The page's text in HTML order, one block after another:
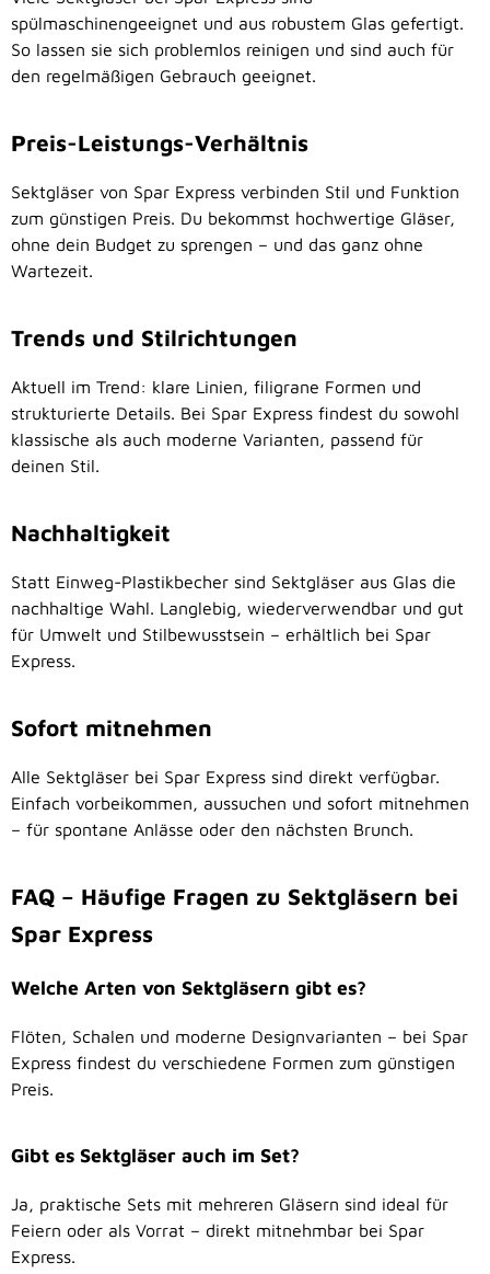
spülmaschinengeeignet und aus robustem Glas gefertigt.
So lassen sie sich problemlos reinigen und sind auch für
den regelmäßigen Gebrauch geeignet.
Preis-Leistungs-Verhältnis
Sektgläser von Spar Express verbinden Stil und Funktion
zum günstigen Preis. Du bekommst hochwertige Gläser,
ohne dein Budget zu sprengen – und das ganz ohne
Wartezeit.
Trends und Stilrichtungen
Aktuell im Trend: klare Linien, filigrane Formen und
strukturierte Details. Bei Spar Express findest du sowohl
klassische als auch moderne Varianten, passend für
deinen Stil.
Nachhaltigkeit
Statt Einweg-Plastikbecher sind Sektgläser aus Glas die
nachhaltige Wahl. Langlebig, wiederverwendbar und gut
für Umwelt und Stilbewusstsein – erhältlich bei Spar
Express.
Sofort mitnehmen
Alle Sektgläser bei Spar Express sind direkt verfügbar.
Einfach vorbeikommen, aussuchen und sofort mitnehmen
– für spontane Anlässe oder den nächsten Brunch.
FAQ – Häufige Fragen zu Sektgläsern bei
Spar Express
Welche Arten von Sektgläsern gibt es?
Flöten, Schalen und moderne Designvarianten – bei Spar
Express findest du verschiedene Formen zum günstigen
Preis.
Gibt es Sektgläser auch im Set?
Ja, praktische Sets mit mehreren Gläsern sind ideal für
Feiern oder als Vorrat – direkt mitnehmbar bei Spar
Express.